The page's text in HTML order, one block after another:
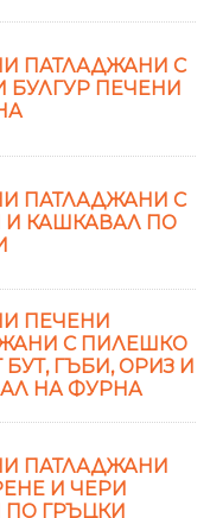
ПАТЛАДЖАНИ С
БУЛГУР ПЕЧЕНИ
ПАТЛАДЖАНИ С
И КАШКАВАЛ ПО
ПЕЧЕНИ
С ПИЛЕШКО
БУТ, ГЪБИ, ОРИЗ И
НА ФУРНА
ПАТЛАДЖАНИ
И ЧЕРИ
ГРЪЦКИ